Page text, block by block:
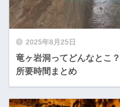
2025年8月25日
竜ヶ岩洞ってどんなとこ
所要時間まとめ